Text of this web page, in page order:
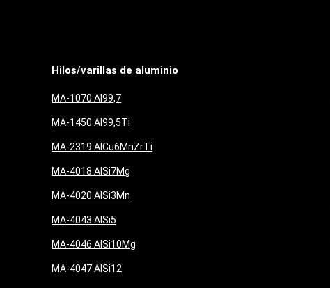
Hilos/varillas de aluminio
MA-1070 Al99,7
MA-1450 Al99,5Ti
MA-2319 AlCu6MnZrTi
MA-4018 AlSi7Mg
MA-4020 AlSi3Mn
MA-4043 AlSi5
MA-4046 AlSi10Mg
MA-4047 AlSi12